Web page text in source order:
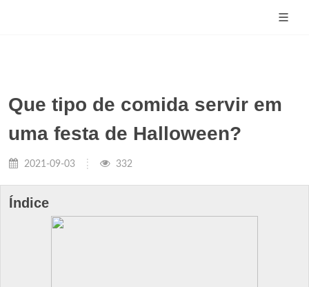
Que tipo de comida servir em
uma festa de Halloween?
2021-09-03 332
Índice